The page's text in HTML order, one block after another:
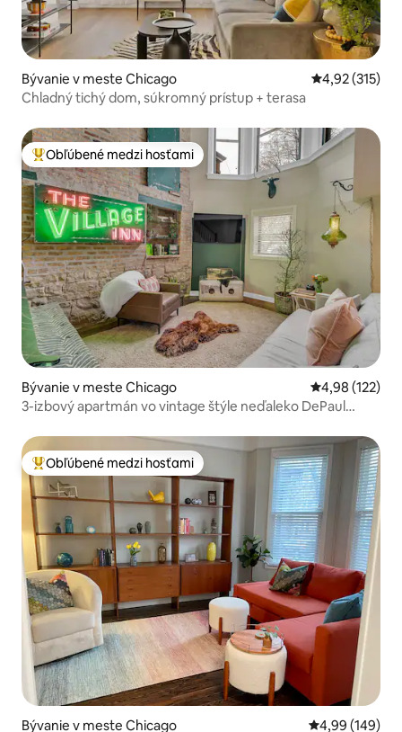
Bývanie v meste Chicago Priemerné
4,92 (315)
Chladný tichý dom, súkromný prístup + terasa
Najobľúbenejšie medzi hosťami
Obľúbené medzi hosťami
Bývanie v meste Chicago Priemerné
4,98 (122)
3-izbový apartmán vo vintage štýle neďaleko DePaul
Najobľúbenejšie medzi hosťami
Obľúbené medzi hosťami
Bývanie v meste Chicago Priemerné
4,99 (149)